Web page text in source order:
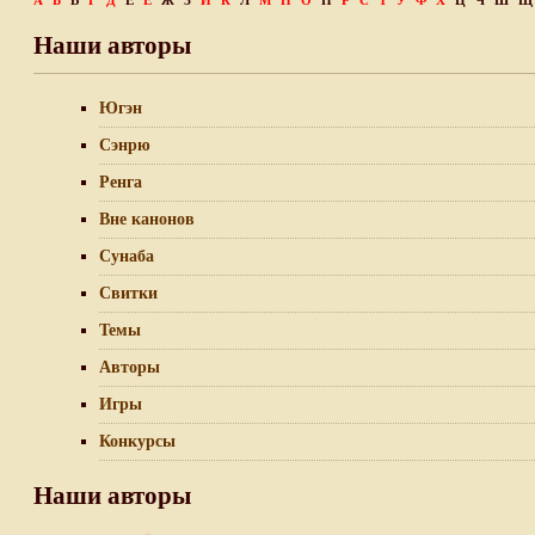
Наши авторы
Югэн
Сэнрю
Ренга
Вне канонов
Сунаба
Свитки
Темы
Авторы
Игры
Конкурсы
Наши авторы